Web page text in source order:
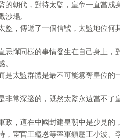
的朝代，對待太監，皇帝一直當成
沙場。
監，傳遞了一個信號，太監地位
忌憚同樣的事情發生在自己身上
是太監群體是最不可能篡奪皇位的
非常深邃的，既然太監永遠當不了
政，這在中國封建皇朝中是少見的
，宦官王繼恩等率軍鎮壓王小波